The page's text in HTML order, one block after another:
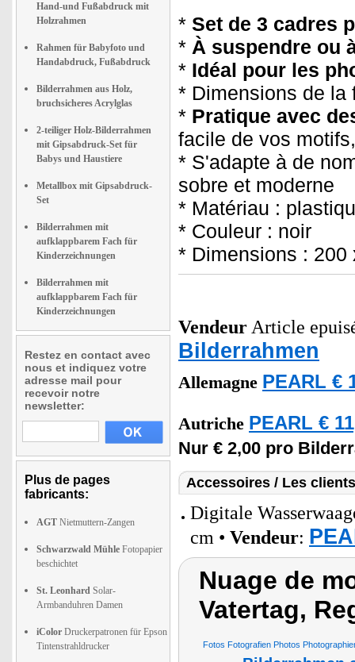
Hand-und Fußabdruck mit
Holzrahmen
Rahmen für Babyfoto und
Handabdruck, Fußabdruck
Bilderrahmen aus Holz,
bruchsicheres Acrylglas
2-teiliger Holz-Bilderrahmen
mit Gipsabdruck-Set für
Babys und Haustiere
Metallbox mit Gipsabdruck-
Set
Bilderrahmen mit
aufklappbarem Fach für
Kinderzeichnungen
Bilderrahmen mit
aufklappbarem Fach für
Kinderzeichnungen
Restez en contact avec
nous et indiquez votre
adresse mail pour
recevoir notre
newsletter:
Plus de pages
fabricants:
AGT Nietmuttern-Zangen
Schwarzwald Mühle Fotopapier
beschichtet
St. Leonhard Solar-
Armbanduhren Damen
iColor Druckerpatronen für Epson
Tintenstrahldrucker
* Set de 3 cadres
* À suspendre ou
* Idéal pour les
* Dimensions de la
* Pratique avec
facile de vos
* S'adapte à de
sobre et moderne
* Matériau :
* Couleur : noir
* Dimensions : 200
Vendeur Article
Bilderrahmen
Allemagne PEARL €
Autriche PEARL €
Nur € 2,00 pro
Accessoires / Les
Digitale
cm • Vendeur:
Nuage de
Vatertag,
Fotos Fotografien Photos